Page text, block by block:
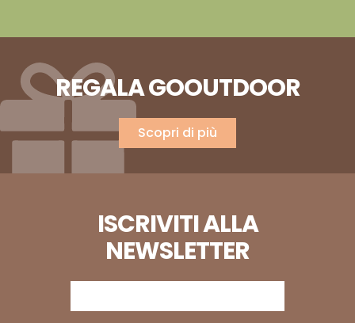
REGALA GOOUTDOOR
Scopri di più
ISCRIVITI ALLA
NEWSLETTER